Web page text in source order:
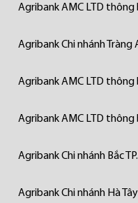
Agribank AMC LTD thông
Agribank Chi nhánh
Agribank AMC LTD thông
Agribank AMC LTD thông
Agribank Chi nhánh Bắc
Agribank Chi nhánh Hà